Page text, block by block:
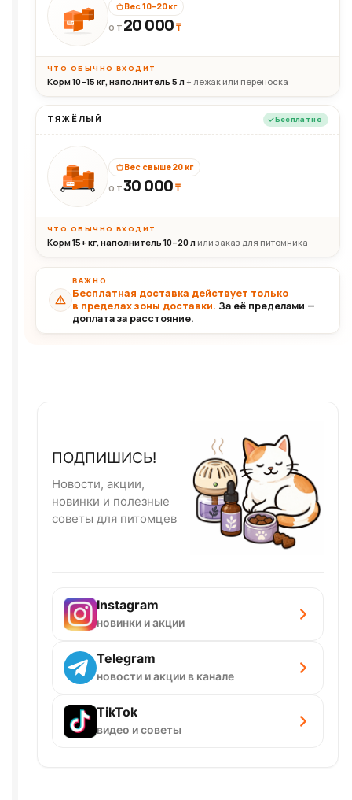
20кг
Вес 10–20 кг
ОТ 20 000₸
ЧТО ОБЫЧНО ВХОДИТ
Корм 10–15 кг, наполнитель 5 л+ лежак или переноска
ТЯЖЁЛЫЙ Бесплатно
30+кг
Вес свыше 20 кг
ОТ30 000₸
ЧТО ОБЫЧНО ВХОДИТ
Корм 15+ кг, наполнитель 10–20 л или заказ для питомника
ВАЖНО
Бесплатная доставка действует только
в пределах зоны доставки. За её пределами —
доплата за расстояние.
ПОДПИШИСЬ!
Новости, акции,
новинки и полезные
советы для питомцев
Instagram
новинки и акции
Telegram
новости и акции в канале
TikTok
видео и советы